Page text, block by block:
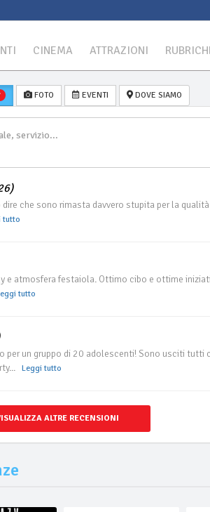
CINEMA ATTRAZIONI
FOTO EVENTI DOVE SIAMO
che sono rimasta davvero stupita per la
tutto
atmosfera festaiola. Ottimo cibo e ottime
tutto
un gruppo di 20 adolescenti! Sono usciti tutti
Leggi tutto
ALTRE RECENSIONI